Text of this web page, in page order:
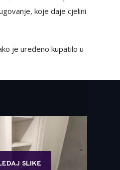
koje daje cjelini
je uređeno kupatilo u
SLIKE